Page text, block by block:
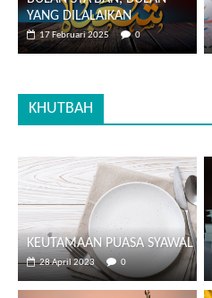
YANG DILALAIKAN
17 Februari 2025 0
KHUTBAH
KEUTAMAAN PUASA SYAWAL
28 April 2023 0